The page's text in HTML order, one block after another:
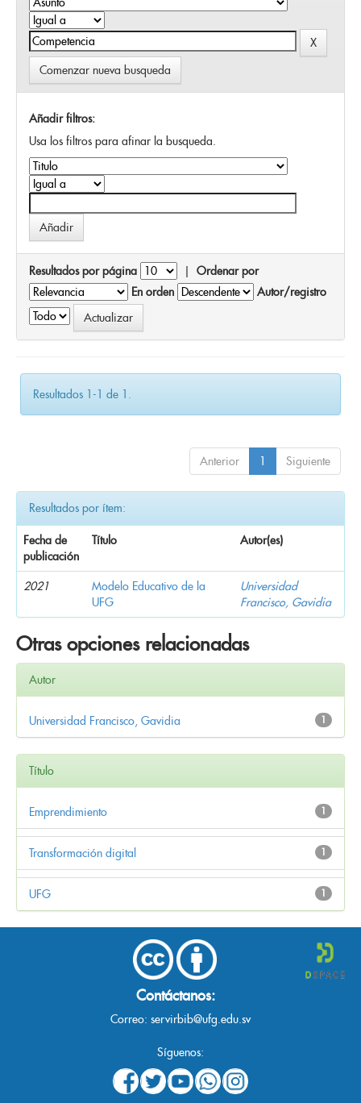
Comenzar nueva busqueda
Añadir filtros:
Usa los filtros para afinar la busqueda.
Resultados por página | Ordenar por
En orden
Autor/registro
Resultados 1-1 de 1.
Anterior 1 Siguiente
Resultados por ítem:
Fecha de
publicación
Título Autor(es)
2021
Modelo Educativo de la
UFG
Universidad
Francisco, Gavidia
Otras opciones relacionadas
Autor
1
Universidad Francisco, Gavidia
Título
1
Emprendimiento
1
Transformación digital
1
UFG
Contáctanos:
Correo: servirbib@ufg.edu.sv
Síguenos: